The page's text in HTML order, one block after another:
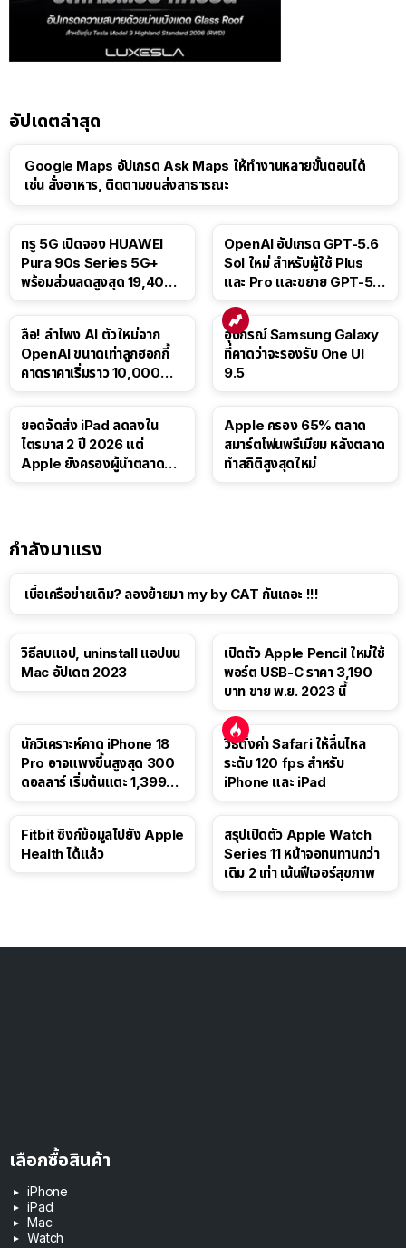
อัปเดตล่าสุด
Google Maps อัปเกรด Ask Maps ให้ทำงานหลายขั้นตอนได้
เช่น สั่งอาหาร, ติดตามขนส่งสาธารณะ
ทรู 5G เปิดจอง HUAWEI
Pura 90s Series 5G+
พร้อมส่วนลดสูงสุด 19,400
OpenAI อัปเกรด GPT-5.6
Sol ใหม่ สำหรับผู้ใช้ Plus
และ Pro และขยาย GPT-5.6
ลือ! ลำโพง AI ตัวใหม่จาก
OpenAI ขนาดเท่าลูกฮอกกี้
คาดราคาเริ่มราว 10,000
อุปกรณ์ Samsung Galaxy
ที่คาดว่าจะรองรับ One UI
9.5
ยอดจัดส่ง iPad ลดลงใน
ไตรมาส 2 ปี 2026 แต่
Apple ยังครองผู้นำตลาด
Apple ครอง 65% ตลาด
สมาร์ตโฟนพรีเมียม หลังตลาด
ทำสถิติสูงสุดใหม่
กำลังมาแรง
เบื่อเครือข่ายเดิม? ลองย้ายมา my by CAT กันเถอะ !!!
วิธีลบแอป, uninstall แอปบน
Mac อัปเดต 2023
เปิดตัว Apple Pencil ใหม่ใช้
พอร์ต USB-C ราคา 3,190
บาท ขาย พ.ย. 2023 นี้
นักวิเคราะห์คาด iPhone 18
Pro อาจแพงขึ้นสูงสุด 300
ดอลลาร์ เริ่มต้นแตะ 1,399
วิธีตั้งค่า Safari ให้ลื่นไหล
ระดับ 120 fps สำหรับ
iPhone และ iPad
Fitbit ซิงก์ข้อมูลไปยัง Apple
Health ได้แล้ว
สรุปเปิดตัว Apple Watch
Series 11 หน้าจอทนทานกว่า
เดิม 2 เท่า เน้นฟีเจอร์สุขภาพ
เลือกซื้อสินค้า
iPhone
iPad
Mac
Watch